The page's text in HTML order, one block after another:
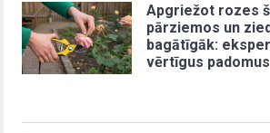
Apgriežot rozes
pārziemos un
bagātīgāk:
vērtīgus padomus